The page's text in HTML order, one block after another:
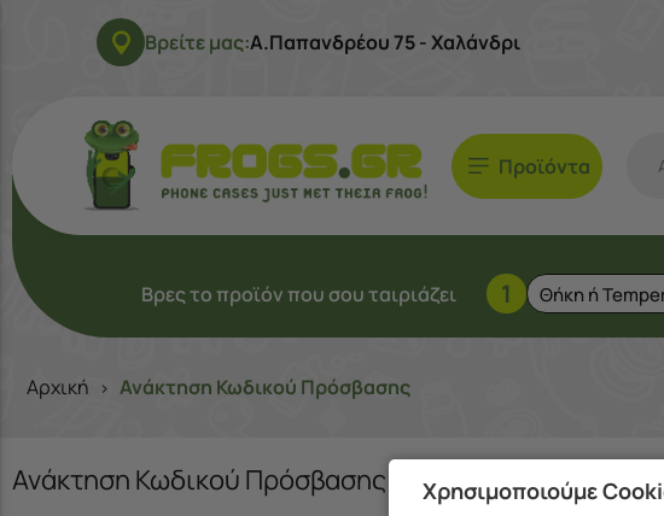
Βρείτε μας:Α.Παπανδρέου 75 - Χαλάνδρι
Προϊόντα
Βρες το προϊόν που σου ταιριάζει 1
Αρχική > Ανάκτηση Κωδικού Πρόσβασης
Ανάκτηση Κωδικού Πρόσβασης Χρησιμοποιούμε